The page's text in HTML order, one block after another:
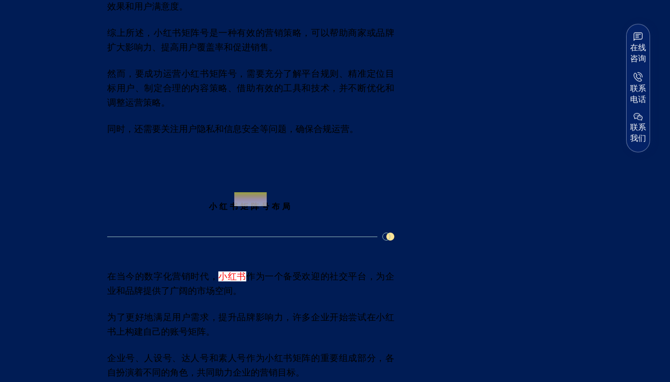
效果和用户满意度。
综上所述，小红书矩阵号是一种有效的营销策略，可以帮助商家或品牌
扩大影响力、提高用户覆盖率和促进销售。
然而，要成功运营小红书矩阵号，需要充分了解平台规则、精准定位目
标用户、制定合理的内容策略、借助有效的工具和技术，并不断优化和
调整运营策略。
同时，还需要关注用户隐私和信息安全等问题，确保合规运营。
no.2
小红书矩阵号布局
在当今的数字化营销时代，小红书作为一个备受欢迎的社交平台，为企
业和品牌提供了广阔的市场空间。
为了更好地满足用户需求，提升品牌影响力，许多企业开始尝试在小红
书上构建自己的账号矩阵。
企业号、人设号、达人号和素人号作为小红书矩阵的重要组成部分，各
自扮演着不同的角色，共同助力企业的营销目标。
在线
咨询
联系
电话
联系
我们